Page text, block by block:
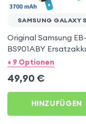
SAMSUNG GALAXY
Original Samsung EB-
BS901ABY
Samsung Galaxy S22,
Akku – Schwarz
+ 9 Optionen
49,90 €
HINZUFÜGEN